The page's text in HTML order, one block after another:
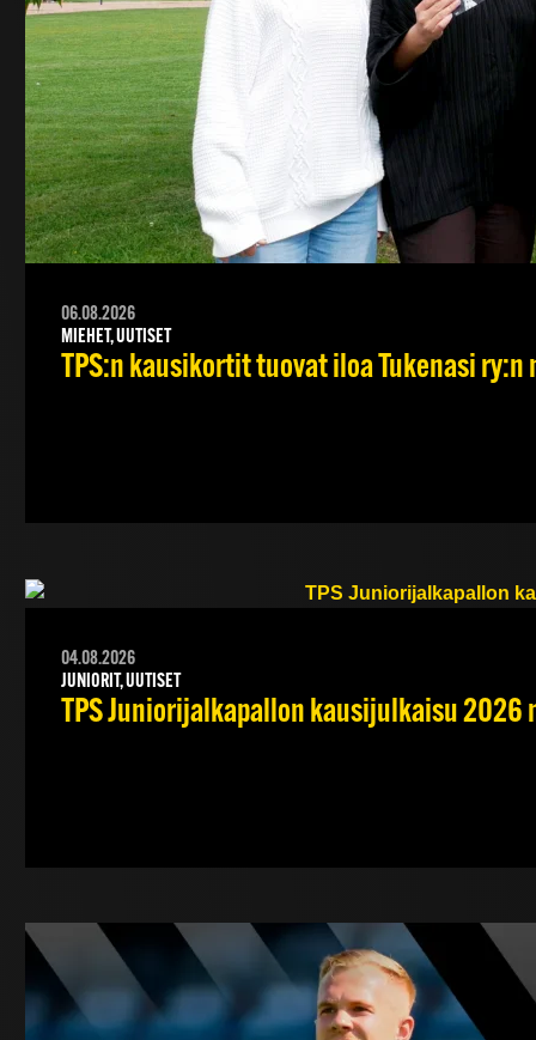
06.08.2026
MIEHET, UUTISET
TPS:n kausikortit tuovat iloa Tukenasi
04.08.2026
JUNIORIT, UUTISET
TPS Juniorijalkapallon kausijulkaisu 2026